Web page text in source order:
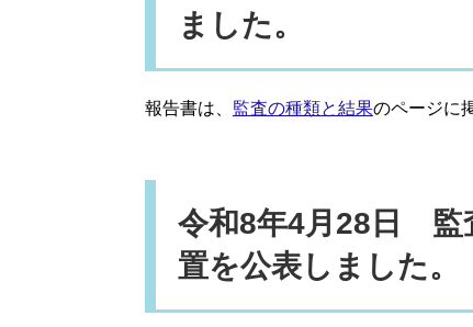
ました。
報告書は、 監査の種類と結果のページに
令和8年4月28日 監
置を公表しました。